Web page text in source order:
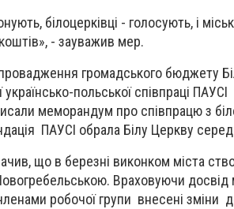
білоцерківці - голосують, і
- зауважив мер.
громадського бюджету
українсько-польської співпраці
меморандум про співпрацю з
ПАУСІ обрала Білу Церкву
що в березні виконком міста
Враховуючи
робочої групи внесені зміни